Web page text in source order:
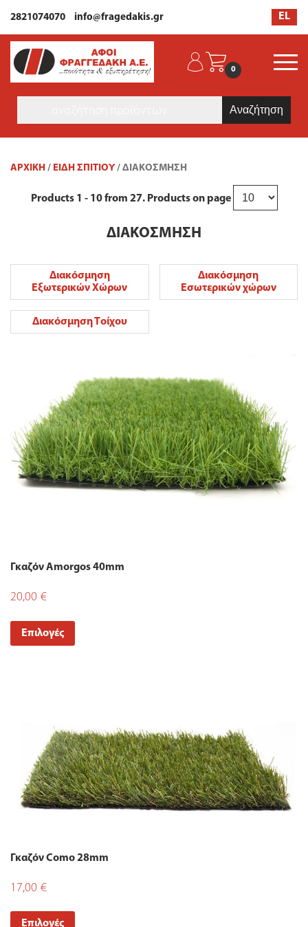
2821074070 info@fragedakis.gr EL
0
ΑΡΧΙΚΉ / ΕΙΔΗ ΣΠΙΤΙΟΥ / ΔΙΑΚΌΣΜΗΣΗ
Products 1 - 10from 27. Products on page
ΔΙΑΚΌΣΜΗΣΗ
Διακόσμηση
Εξωτερικών Χώρων
Διακόσμηση
Εσωτερικών χώρων
Διακόσμηση Τοίχου
Γκαζόν Amorgos 40mm
20,00 €
Επιλογές
Γκαζόν Como 28mm
17,00 €
Επιλογές